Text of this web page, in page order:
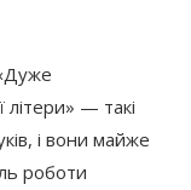
— такі
і вони майже
роботи